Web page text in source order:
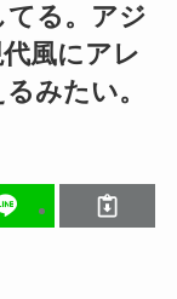
てる。アジ
風にアレ
みたい。